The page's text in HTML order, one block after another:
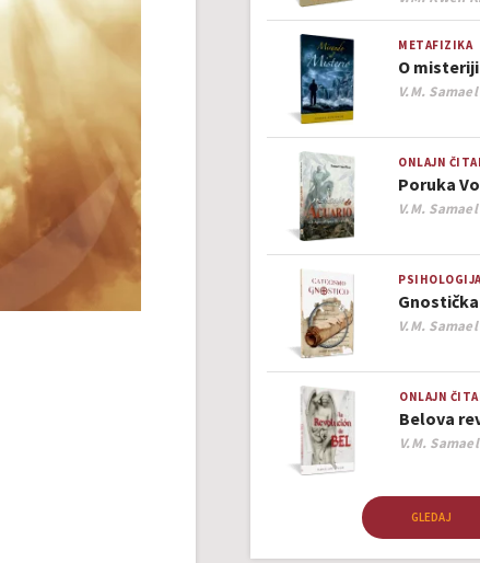
METAFIZIKA
O misteriji
Author
V.M.
ONLAJN
Poruka
Author
V.M.
Author
V.M.
ONLAJN
Belova
Author
V.M.
GLEDAJ